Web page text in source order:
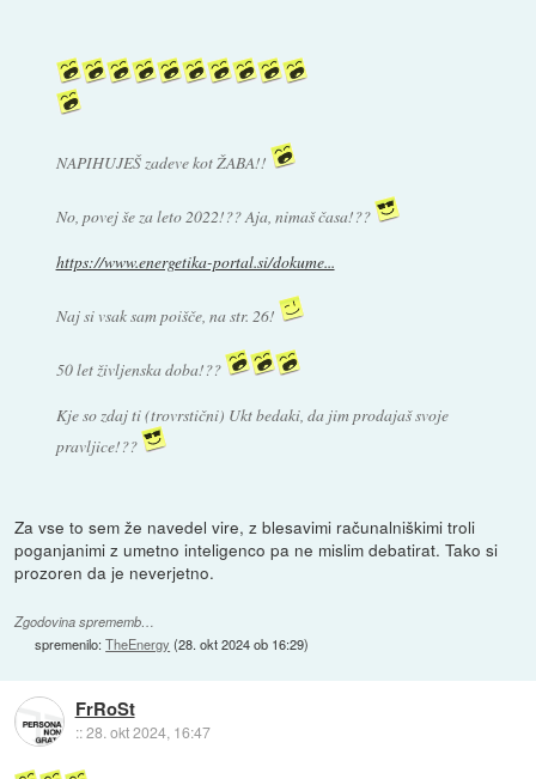
NAPIHUJEŠ zadeve kot ŽABA!!
No, povej še za leto 2022!?? Aja, nimaš časa!??
https://www.energetika-portal.si/dokume...
Naj si vsak sam poišče, na str. 26!
50 let življenska doba!??
Kje so zdaj ti (trovrstični) Ukt bedaki, da jim prodajaš svoje
pravljice!??
Za vse to sem že navedel vire, z blesavimi računalniškimi troli
poganjanimi z umetno inteligenco pa ne mislim debatirat. Tako si
prozoren da je neverjetno.
Zgodovina sprememb…
spremenilo:TheEnergy (28. okt 2024 ob 16:29)
FrRoSt
::28. okt 2024, 16:47